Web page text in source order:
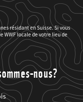
résidant en Suisse. Si vous
WWF locale de votre lieu de
nous?